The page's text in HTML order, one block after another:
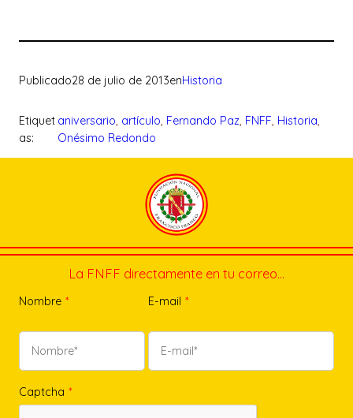
Publicado28 de julio de 2013enHistoria
Etiquet
as:
aniversario, artículo, Fernando Paz, FNFF, Historia
Onésimo Redondo
La FNFF directamente en tu correo…
Nombre * E-mail *
Captcha *